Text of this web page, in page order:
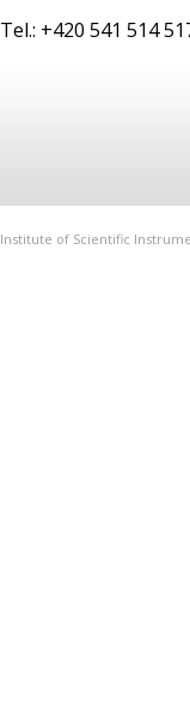
Tel.: +420 541 514
Institute of Scientific